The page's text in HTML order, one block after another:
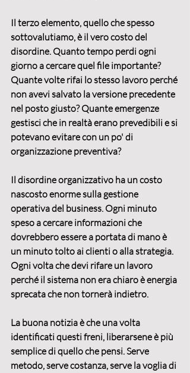
Il terzo elemento, quello che spesso
sottovalutiamo, è il vero costo del
disordine. Quanto tempo perdi ogni
giorno a cercare quel file importante?
Quante volte rifai lo stesso lavoro perché
non avevi salvato la versione precedente
nel posto giusto? Quante emergenze
gestisci che in realtà erano prevedibili e si
potevano evitare con un po' di
organizzazione preventiva?
Il disordine organizzativo ha un costo
nascosto enorme sulla gestione
operativa del business. Ogni minuto
speso a cercare informazioni che
dovrebbero essere a portata di mano è
un minuto tolto ai clienti o alla strategia.
Ogni volta che devi rifare un lavoro
perché il sistema non era chiaro è energia
sprecata che non tornerà indietro.
La buona notizia è che una volta
identificati questi freni, liberarsene è più
semplice di quello che pensi. Serve
metodo, serve costanza, serve la voglia di